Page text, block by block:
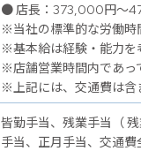
● 店長：373,000円～
※当社の標準的な労働時
※基本給は経験・能力を
※店舗営業時間内であっ
※上記には、交通費は含
皆勤手当、残業手当（
手当、正月手当、交通費